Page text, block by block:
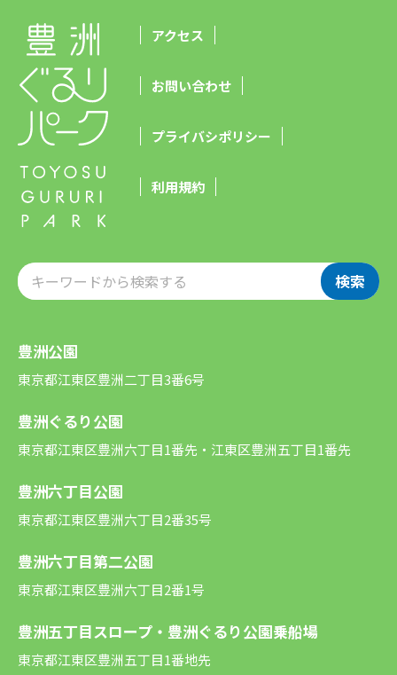
アクセス
お問い合わせ
プライバシポリシー
利用規約
検索
豊洲公園
東京都江東区豊洲二丁目3番6号
豊洲ぐるり公園
東京都江東区豊洲六丁目1番先・江東区豊洲五丁目1番先
豊洲六丁目公園
東京都江東区豊洲六丁目2番35号
豊洲六丁目第二公園
東京都江東区豊洲六丁目2番1号
豊洲五丁目スロープ・豊洲ぐるり公園乗船場
東京都江東区豊洲五丁目1番地先